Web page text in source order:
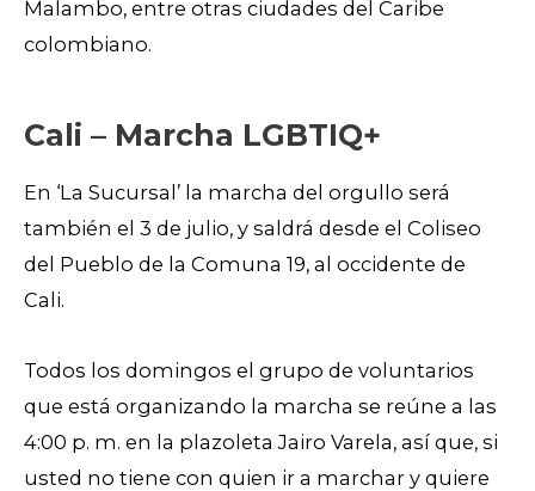
Malambo, entre otras ciudades del Caribe
colombiano.
Cali – Marcha LGBTIQ+
En ‘La Sucursal’ la marcha del orgullo será
también el 3 de julio, y saldrá desde el Coliseo
del Pueblo de la Comuna 19, al occidente de
Cali.
Todos los domingos el grupo de voluntarios
que está organizando la marcha se reúne a las
4:00 p. m. en la plazoleta Jairo Varela, así que, si
usted no tiene con quien ir a marchar y quiere